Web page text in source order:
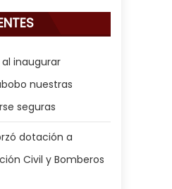
inaugurar
nuestras
seguras
dotación a
Civil y Bomberos